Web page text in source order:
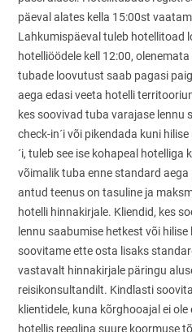
päeval alates kella 15:00st
Lahkumispäeval tuleb hotellitoad
hotelliöödele kell 12:00,
tubade loovutust saab pagasi
aega edasi veeta hotelli
kes soovivad tuba varajase lennu
check-in´i või pikendada kuni
´i, tuleb see ise kohapeal hotelliga
võimalik tuba enne standard
antud teenus on tasuline ja
hotelli hinnakirjale. Kliendid, kes
lennu saabumise hetkest või
soovitame ette osta lisaks
vastavalt hinnakirjale päringu
reisikonsultandilt. Kindlasti
klientidele, kuna kõrghooajal ei
hotellis reeglina suure koormuse